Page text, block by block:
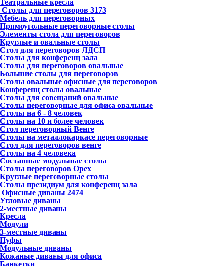
Театральные кресла
Столы для переговоров 3173
Мебель для переговорных
Прямоугольные переговорные столы
Элементы стола для переговоров
Круглые и овальные столы
Стол для переговоров ЛДСП
Столы для конференц зала
Столы для переговоров овальные
Большие столы для переговоров
Столы овальные офисные для переговоров
Конференц столы овальные
Столы для совещаний овальные
Столы переговорные для офиса овальные
Столы на 6 - 8 человек
Столы на 10 и более человек
Стол переговорный Венге
Столы на металлокаркасе переговорные
Стол для переговоров венге
Столы на 4 человека
Составные модульные столы
Столы переговоров Орех
Круглые переговорные столы
Столы президиум для конференц зала
Офисные диваны 2474
Угловые диваны
2-местные диваны
Кресла
Модули
3-местные диваны
Пуфы
Модульные диваны
Кожаные диваны для офиса
Банкетки